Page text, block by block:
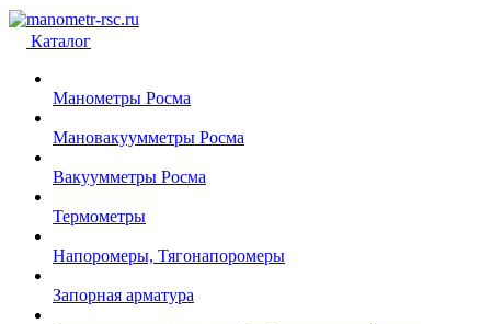
Каталог
Манометры Росма
Мановакуумметры Росма
Вакуумметры Росма
Термометры
Напоромеры, Тягонапоромеры
Запорная арматура